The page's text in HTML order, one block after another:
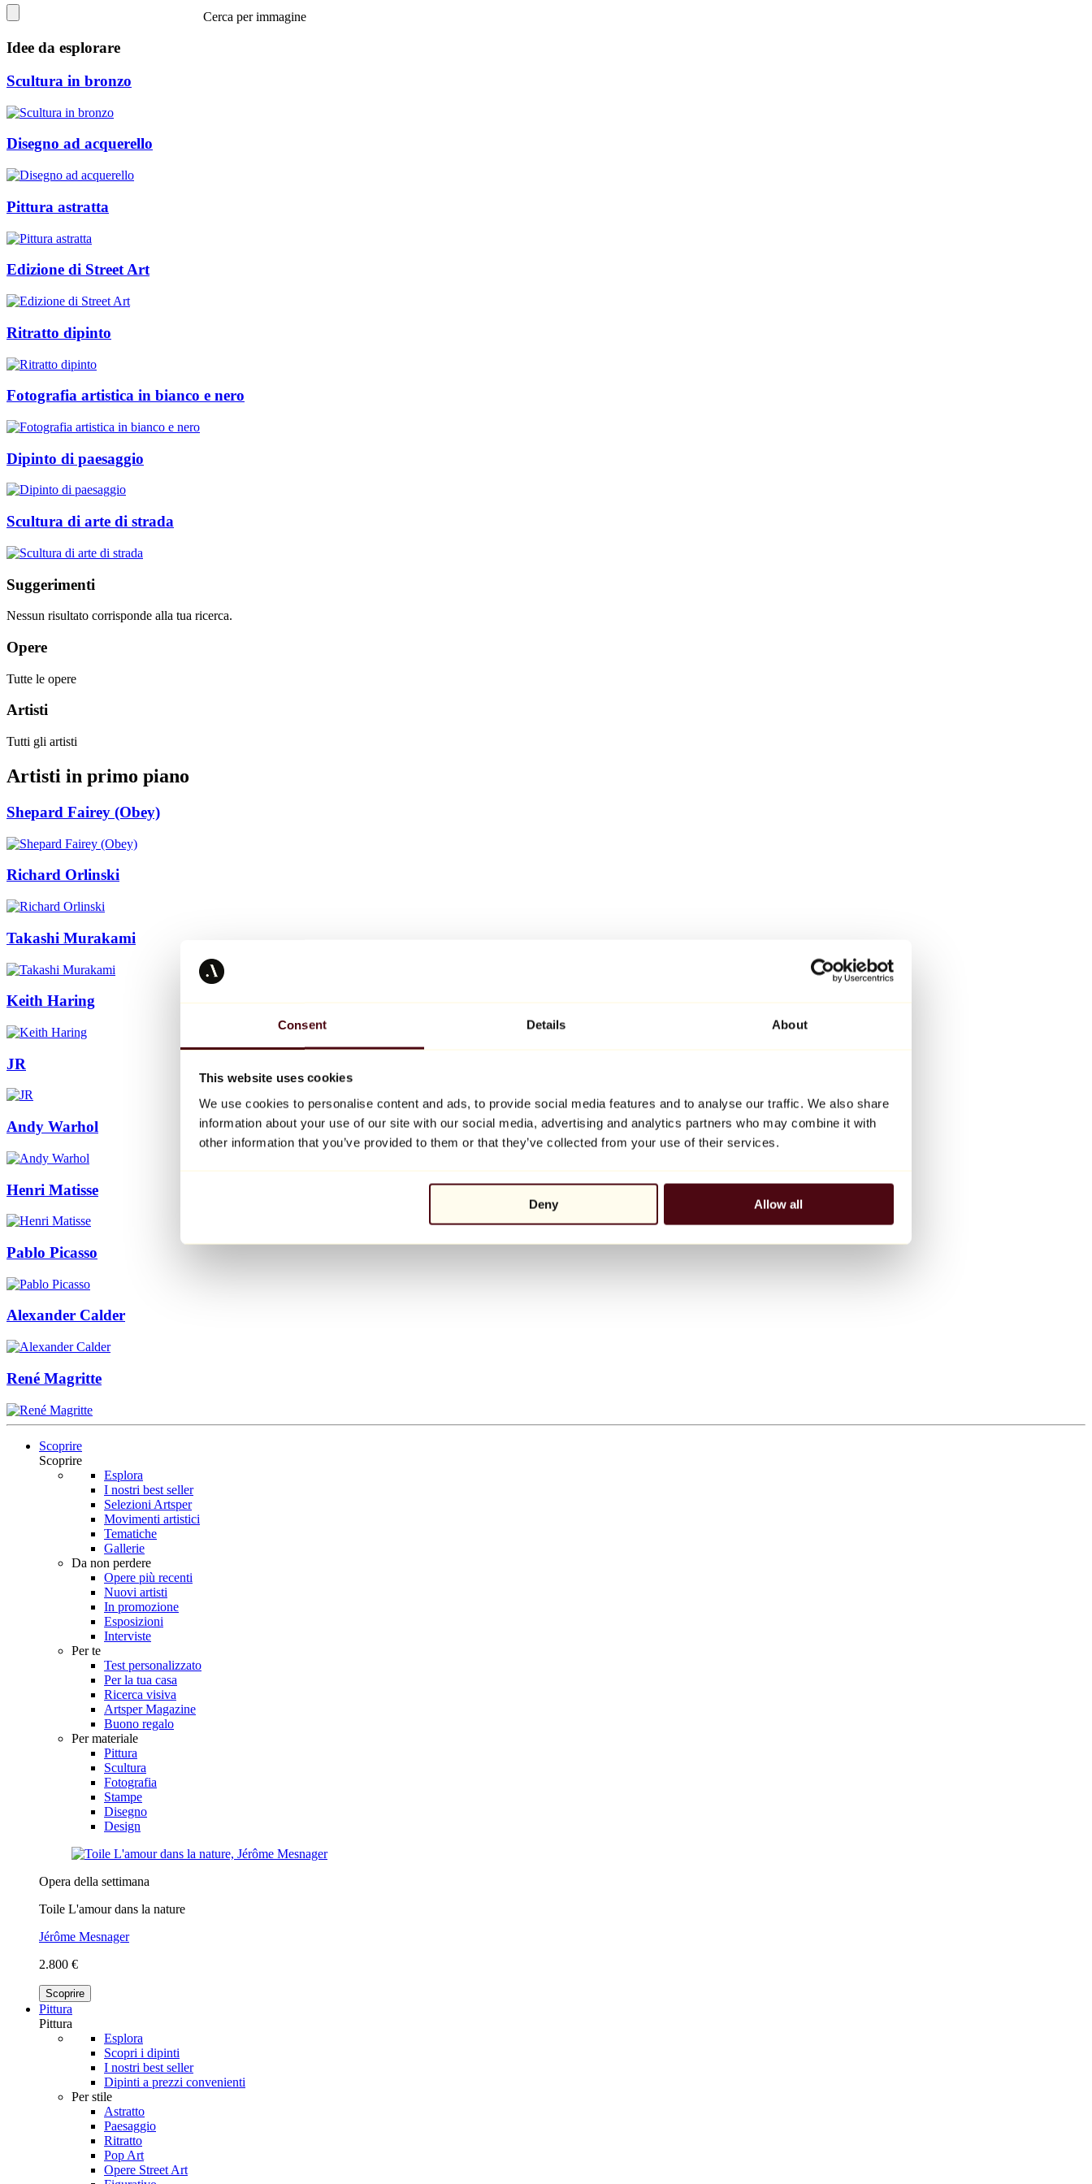
Consent Details About
This website uses cookies
We use cookies to personalise content and ads, to provide social media features and to analyse our traffic. We also share
information about your use of our site with our social media, advertising and analytics partners who may combine it with
other information that you’ve provided to them or that they’ve collected from your use of their services.
Deny Allow all
Cerca per immagine
Idee da esplorare
Scultura in bronzo
Disegno ad acquerello
Pittura astratta
Edizione di Street Art
Ritratto dipinto
Fotografia artistica in bianco e nero
Dipinto di paesaggio
Scultura di arte di strada
Suggerimenti
Nessun risultato corrisponde alla tua ricerca.
Opere
Tutte le opere
Artisti
Tutti gli artisti
Artisti in primo piano
Shepard Fairey (Obey)
Richard Orlinski
Takashi Murakami
Keith Haring
JR
Andy Warhol
Henri Matisse
Pablo Picasso
Alexander Calder
René Magritte
Scoprire
Scoprire
Esplora
I nostri best seller
Selezioni Artsper
Movimenti artistici
Tematiche
Gallerie
Da non perdere
Opere più recenti
Nuovi artisti
In promozione
Esposizioni
Interviste
Per te
Test personalizzato
Per la tua casa
Ricerca visiva
Artsper Magazine
Buono regalo
Per materiale
Pittura
Scultura
Fotografia
Stampe
Disegno
Design
Opera della settimana
Toile L'amour dans la nature
Jérôme Mesnager
2.800 €
Scoprire
Pittura
Pittura
Esplora
Scopri i dipinti
I nostri best seller
Dipinti a prezzi convenienti
Per stile
Astratto
Paesaggio
Ritratto
Pop Art
Opere Street Art